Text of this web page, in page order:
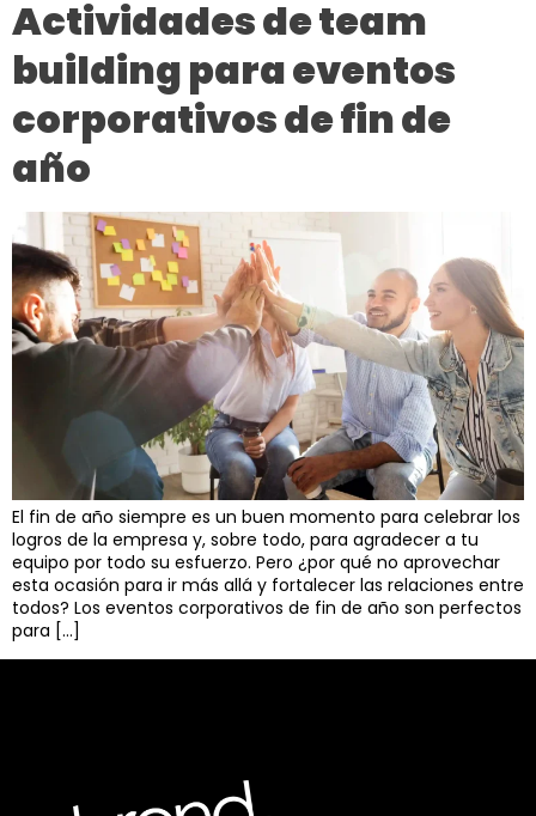
Actividades de team
building para eventos
corporativos de fin de
año
El fin de año siempre es un buen momento para celebrar los
logros de la empresa y, sobre todo, para agradecer a tu
equipo por todo su esfuerzo. Pero ¿por qué no aprovechar
esta ocasión para ir más allá y fortalecer las relaciones entre
todos? Los eventos corporativos de fin de año son perfectos
para […]